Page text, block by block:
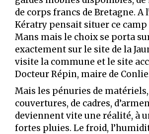
de corps francs de Bretagne. A
Kératry pensait situer ce camp
Mans mais le choix se porta
exactement sur le site de la
visite la commune et le site
Docteur Répin, maire de
Mais les pénuries de
couvertures, de cadres,
deviennent vite une réalité, à
fortes pluies. Le froid,